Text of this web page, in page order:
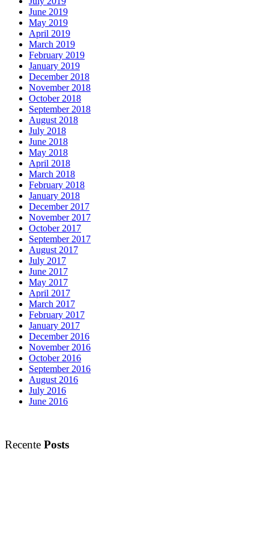
June 2019
May 2019
April 2019
March 2019
February 2019
January 2019
December 2018
November 2018
October 2018
September 2018
August 2018
July 2018
June 2018
May 2018
April 2018
March 2018
February 2018
January 2018
December 2017
November 2017
October 2017
September 2017
August 2017
July 2017
June 2017
May 2017
April 2017
March 2017
February 2017
January 2017
December 2016
November 2016
October 2016
September 2016
August 2016
July 2016
June 2016
Recente Posts